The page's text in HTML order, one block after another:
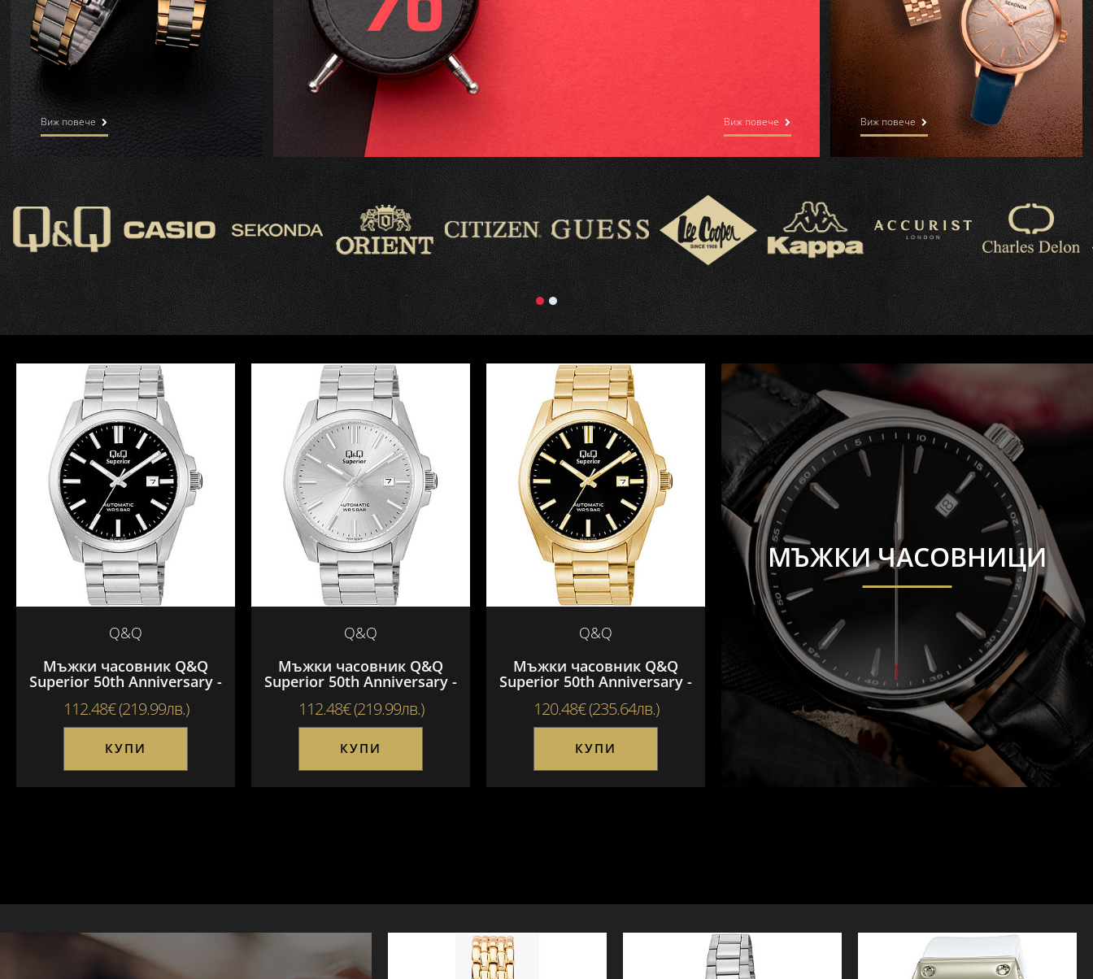
Виж повече Виж повече Виж повече
Q&Q
Мъжки часовник Q&Q
Superior 50th Anniversary -
112.48€ (219.99лв.)
КУПИ
Q&Q
Мъжки часовник Q&Q
Superior 50th Anniversary -
112.48€ (219.99лв.)
КУПИ
Q&Q
Мъжки часовник Q&Q
Superior 50th Anniversary -
120.48€ (235.64лв.)
КУПИ
МЪЖКИ ЧАСОВНИЦИ